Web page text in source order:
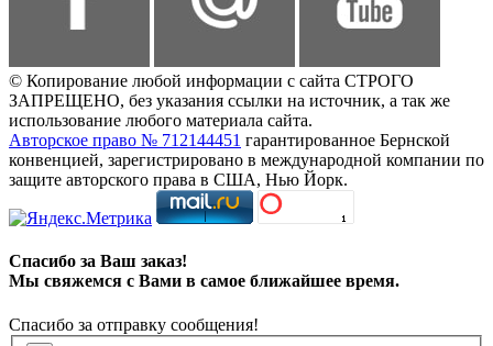
© Копирование любой информации с сайта СТРОГО
ЗАПРЕЩЕНО, без указания ссылки на источник, а так же
использование любого материала сайта.
Авторское право № 712144451 гарантированное Бернской
конвенцией, зарегистрировано в международной компании по
защите авторского права в США, Нью Йорк.
Спасибо за Ваш заказ!
Мы свяжемся с Вами в самое ближайшее время.
Спасибо за отправку сообщения!